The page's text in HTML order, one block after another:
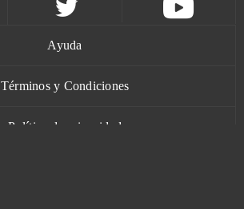
Ayuda
Términos y Condiciones
Política de privacidad